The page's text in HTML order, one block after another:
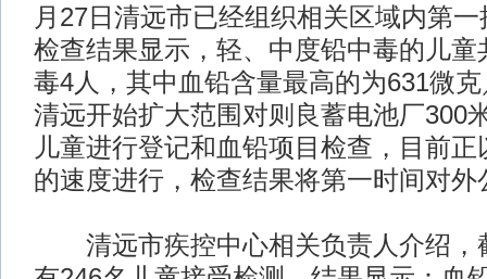
月27日清远市已经组织相关区域内第
检查结果显示，轻、中度铅中毒的儿童
毒4人，其中血铅含量最高的为631微
清远开始扩大范围对则良蓄电池厂300
儿童进行登记和血铅项目检查，目前
的速度进行，检查结果将第一时间对外
清远市疾控中心相关负责人介绍，